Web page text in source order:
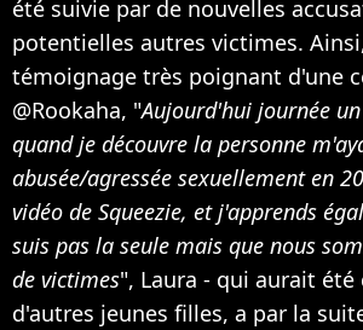
été suivie par de nouvelles
potentielles autres victimes.
témoignage très poignant d'une
@Rookaha, "Aujourd'hui journée
quand je découvre la personne
abusée/agressée sexuellement en
vidéo de Squeezie, et j'apprends
suis pas la seule mais que nous
de victimes", Laura - qui aurait
d'autres jeunes filles, a par la